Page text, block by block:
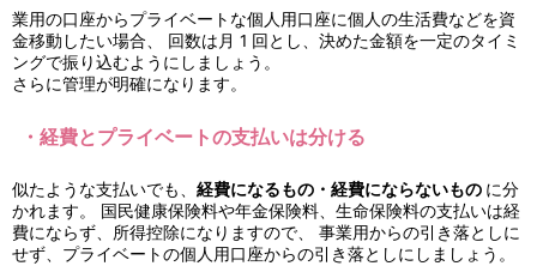
業用の口座からプライベートな個人用口座に個人の生活費などを資
金移動したい場合、 回数は月 1 回とし、決めた金額を一定のタイミ
ングで振り込むようにしましょう。
さらに管理が明確になります。
・経費とプライベートの支払いは分ける
似たような支払いでも、 経費になるもの・ 経費にならないもの に分
かれます。 国民健康保険料や年金保険料、生命保険料の支払いは経
費にならず、所得控除になりますので、 事業用からの引き落としに
せず、プライベートの個人用口座からの引き落としにしましょう。